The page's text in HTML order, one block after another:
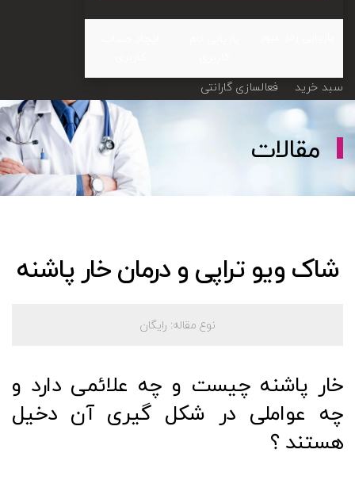
سبد خرید فعالسازی گارانتی
مقالات
شاک ویو تراپی و درمان خار پاشنه
نوع مقاله: رایگان
خار پاشنه چیست و چه علائمی دارد و
چه عواملی در شکل گیری آن دخیل
هستند ؟